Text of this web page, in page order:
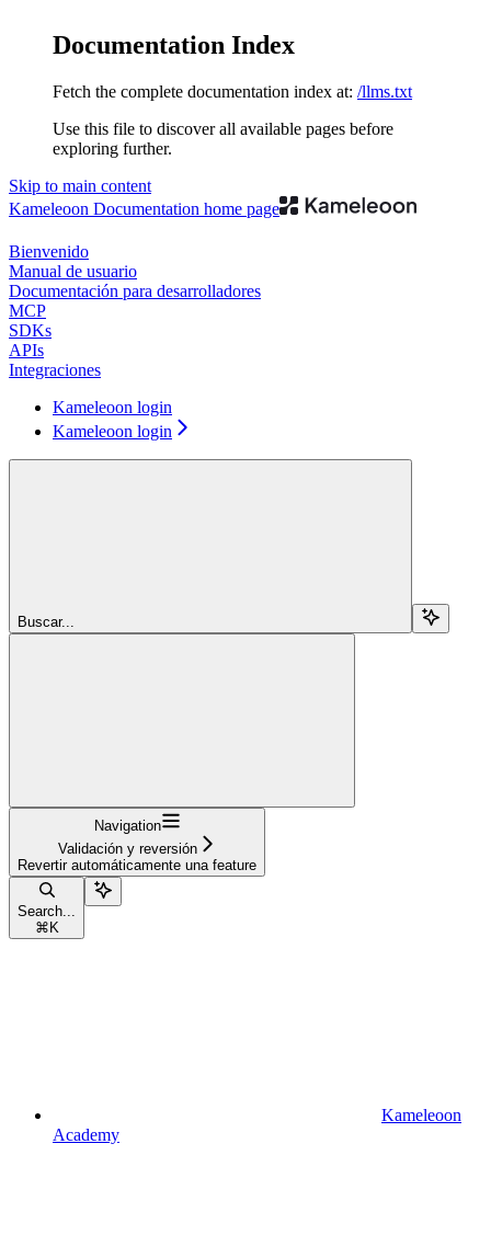
Documentation Index
Fetch the complete documentation index at: /llms.txt
Use this file to discover all available pages before
exploring further.
Skip to main content
Kameleoon Documentation home page
Bienvenido
Manual de usuario
Documentación para desarrolladores
MCP
SDKs
APIs
Integraciones
Kameleoon login
Kameleoon login
Buscar...
Navigation
Validación y reversión
Revertir automáticamente una feature
Search...
⌘ K
Kameleoon
Academy